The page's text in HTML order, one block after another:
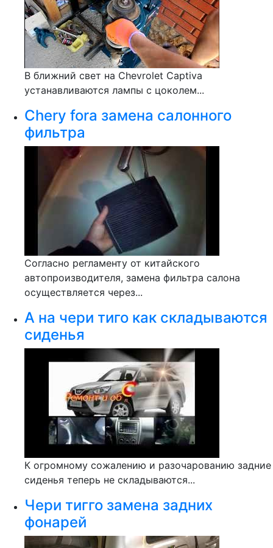
В ближний свет на Chevrolet Captiva
устанавливаются лампы с цоколем...
Chery fora замена салонного
фильтра
Согласно регламенту от китайского
автопроизводителя, замена фильтра салона
осуществляется через...
А на чери тиго как складываются
сиденья
К огромному сожалению и разочарованию задние
сиденья теперь не складываются...
Чери тигго замена задних
фонарей